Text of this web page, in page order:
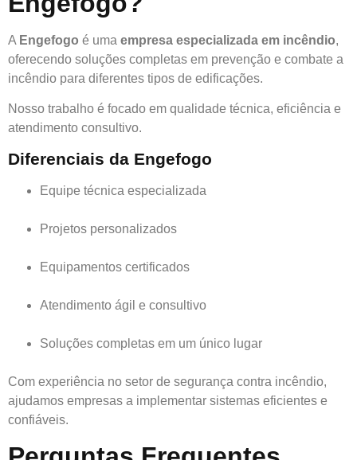
A Engefogo é uma empresa especializada em incêndio,
oferecendo soluções completas em prevenção e combate a
incêndio para diferentes tipos de edificações.
Nosso trabalho é focado em qualidade técnica, eficiência e
atendimento consultivo.
Diferenciais da Engefogo
Equipe técnica especializada
Projetos personalizados
Equipamentos certificados
Atendimento ágil e consultivo
Soluções completas em um único lugar
Com experiência no setor de segurança contra incêndio,
ajudamos empresas a implementar sistemas eficientes e
confiáveis.